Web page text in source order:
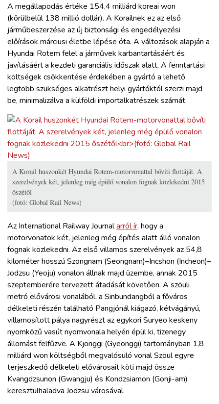
BLOG
ARCHÍVUM
WEBSHOP
BELÉPÉS
REGISZTRÁCIÓ
A megállapodás értéke 154,4 milliárd koreai won
(körülbelül 138 millió dollár). A Korailnek ez az első
járműbeszerzése az új biztonsági és engedélyezési
előírások márciusi életbe lépése óta. A változások alapján a
Hyundai Rotem felel a járművek karbantartásáért és
javításáért a kezdeti garanciális időszak alatt. A fenntartási
költségek csökkentése érdekében a gyártó a lehető
legtöbb szükséges alkatrészt helyi gyártóktól szerzi majd
be, minimalizálva a külföldi importalkatrészek számát.
A Korail huszonkét Hyundai Rotem-motorvonattal bővíti flottáját. A
szerelvények két, jelenleg még épülő vonalon fognak közlekedni 2015
őszétől
(fotó: Global Rail News)
Az International Railway Journalarról ír, hogy a
motorvonatok két, jelenleg még építés alatt álló vonalon
fognak közlekedni. Az első villamos szerelvények az 54,8
kilométer hosszú Szongnam (Seongnam)–Incshon (Incheon)–
Jodzsu (Yeoju) vonalon állnak majd üzembe, annak 2015
szeptemberére tervezett átadását követően. A szöuli
metró elővárosi vonalából, a Sinbundangból a főváros
délkeleti részén található Pangjónál kiágazó, kétvágányú,
villamosított pálya nagyrészt az egykori Suryeo keskeny
nyomközű vasút nyomvonala helyén épül ki, tizenegy
állomást felfűzve. A Kjonggi (Gyeonggi) tartományban 1,8
milliárd won költségből megvalósuló vonal Szöul egyre
terjeszkedő délkeleti elővárosait köti majd össze
Kvangdzsunon (Gwangju) és Kondzsiamon (Gonji-am)
keresztülhaladva Jodzsu városával.